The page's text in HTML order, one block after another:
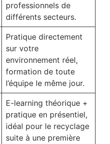
professionnels de
différents secteurs.
Pratique directement
sur votre
environnement réel,
formation de toute
l’équipe le même jour.
E-learning théorique +
pratique en présentiel,
idéal pour le recyclage
suite à une première